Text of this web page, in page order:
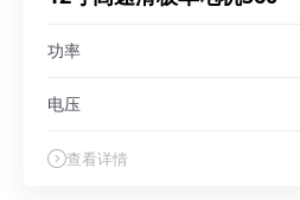
功率
电压
查看详情